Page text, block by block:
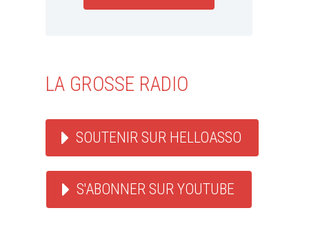
LA GROSSE RADIO
SOUTENIR SUR HELLOASSO
S'ABONNER SUR YOUTUBE